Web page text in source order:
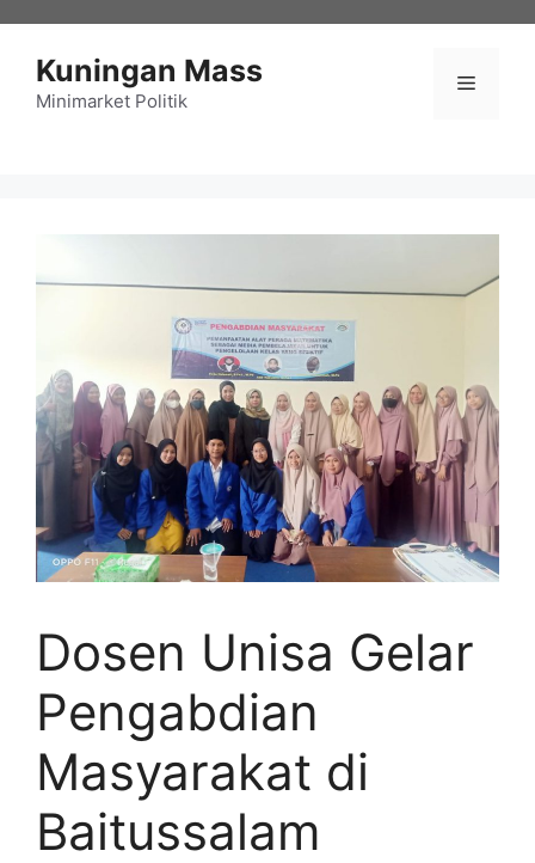
Kuningan Mass
Minimarket Politik
Menu
Dosen Unisa Gelar
Pengabdian
Masyarakat di
Baitussalam